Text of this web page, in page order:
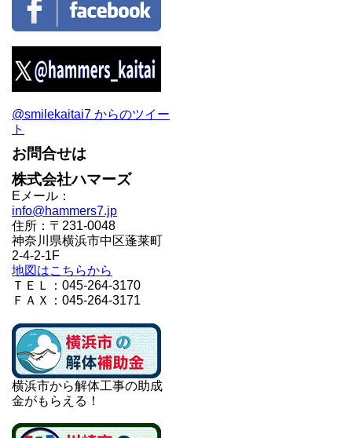
@smilekaitai7 からのツイー
ト
お問合せは
株式会社ハマーズ
Eメール：
info@hammers7.jp
住所：〒231-0048
神奈川県横浜市中区蓬莱町
2-4-2-1F
地図はこちらから
ＴＥＬ：045-264-3170
ＦＡＸ：045-264-3171
横浜市から解体工事の助成
金がもらえる！